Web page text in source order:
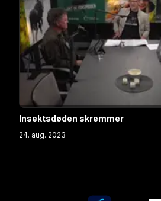
Insektsdøden skremmer
24. aug. 2023